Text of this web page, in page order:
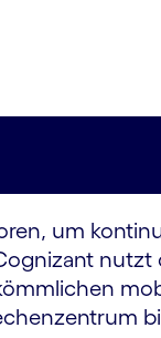
um
nutzt